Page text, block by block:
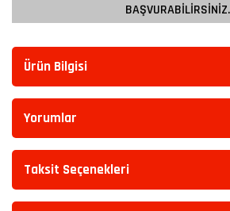
BAŞVURABİLİRSİNİZ.
Ürün Bilgisi
Yorumlar
Taksit Seçenekleri